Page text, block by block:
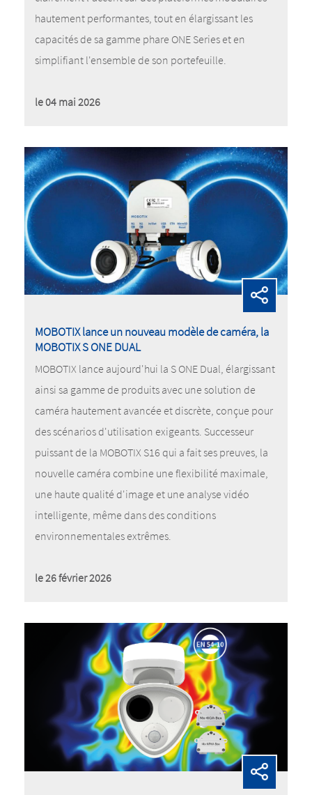
hautement performantes, tout en élargissant les
capacités de sa gamme phare ONE Series et en
simplifiant l'ensemble de son portefeuille.
le 04 mai 2026
MOBOTIX lance un nouveau modèle de caméra, la
MOBOTIX S ONE DUAL
MOBOTIX lance aujourd'hui la S ONE Dual, élargissant
ainsi sa gamme de produits avec une solution de
caméra hautement avancée et discrète, conçue pour
des scénarios d'utilisation exigeants. Successeur
puissant de la MOBOTIX S16 qui a fait ses preuves, la
nouvelle caméra combine une flexibilité maximale,
une haute qualité d'image et une analyse vidéo
intelligente, même dans des conditions
environnementales extrêmes.
le 26 février 2026